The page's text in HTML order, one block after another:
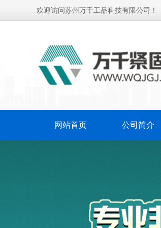
欢迎访问苏州万千工品科技有限公司！
网站首页 公司简介